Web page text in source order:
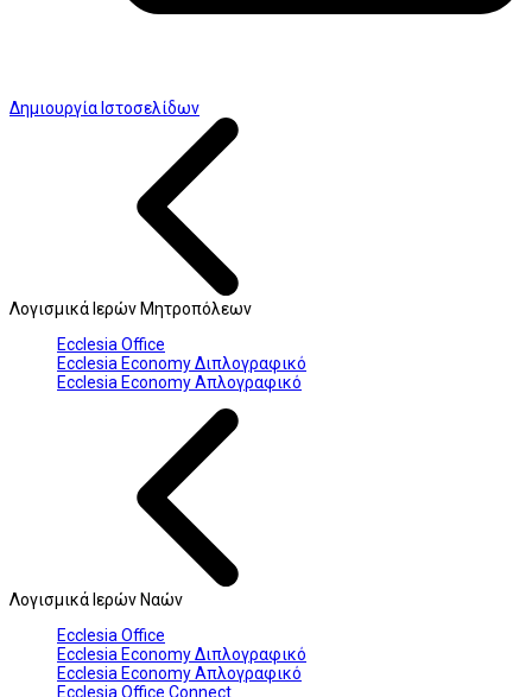
Δημιουργία Ιστοσελίδων
Λογισμικά Ιερών Μητροπόλεων
Ecclesia Office
Ecclesia Economy Διπλογραφικό
Ecclesia Economy Απλογραφικό
Λογισμικά Ιερών Ναών
Ecclesia Office
Ecclesia Economy Διπλογραφικό
Ecclesia Economy Απλογραφικό
Ecclesia Office Connect